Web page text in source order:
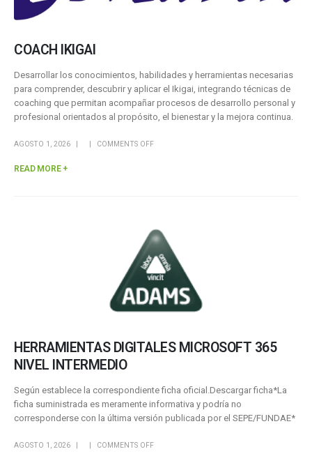
COACH IKIGAI
Desarrollar los conocimientos, habilidades y herramientas necesarias
para comprender, descubrir y aplicar el Ikigai, integrando técnicas de
coaching que permitan acompañar procesos de desarrollo personal y
profesional orientados al propósito, el bienestar y la mejora continua.
AGOSTO 1, 2026 COMMENTS OFF
READ MORE +
HERRAMIENTAS DIGITALES MICROSOFT 365
NIVEL INTERMEDIO
Según establece la correspondiente ficha oficial.Descargar ficha*La
ficha suministrada es meramente informativa y podría no
corresponderse con la última versión publicada por el SEPE/FUNDAE*
AGOSTO 1, 2026 COMMENTS OFF